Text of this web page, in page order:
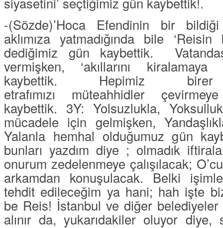
-(Sözde)’Hoca Efendinin bir bildiği
aklımıza yatmadığında bile ‘Reisin
dediğimiz gün kaybettik.
vermişken, ‘akıllarını kiralamaya
kaybettik. Hepimiz
etrafımızı müteahhidler
kaybettik. 3Y: Yolsuzlukla,
mücadele için gelmişken,
Yalanla hemhal olduğumuz gün
bunları yazdım diye ; olmadık
onurum zedelenmeye çalışılacak;
arkamdan konuşulacak. Belki
tehdit edileceğim ya hani; hah işte
be Reis! İstanbul ve diğer
alınır da, yukarıdakiler oluyor diye,